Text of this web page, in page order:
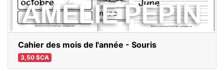
Cahier des mois de l'année - Souris
3,50 $CA